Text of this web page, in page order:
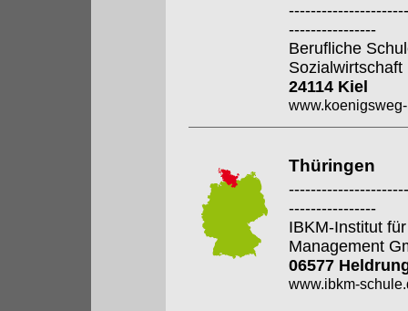
----------------
Berufliche
24114 Kiel
Thüringen
----------------
IBKM-Institut
Management
06577
www.ibkm-